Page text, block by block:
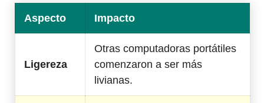
Aspecto Impacto
Ligereza
Otras computadoras portátiles
comenzaron a ser más
livianas.